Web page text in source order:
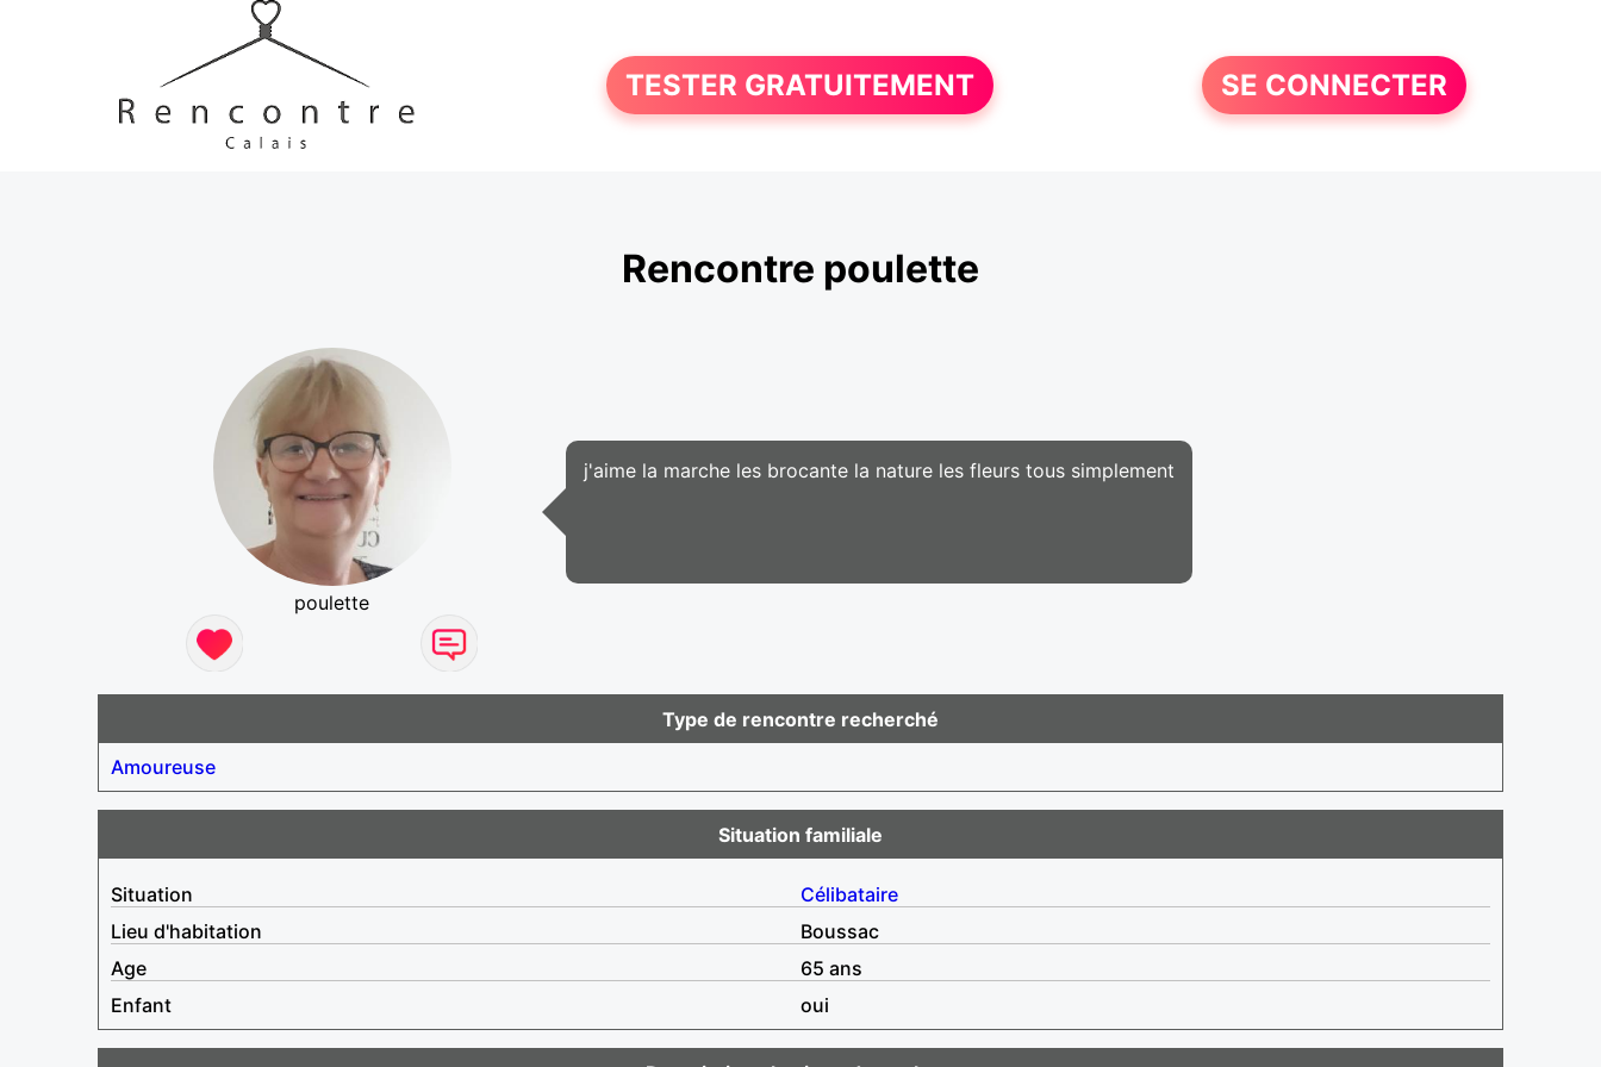
TESTER GRATUITEMENT SE CONNECTER
Rencontre poulette
poulette
j'aime la marche les brocante la nature les fleurs tous simplement
Type de rencontre recherché
Amoureuse
Situation familiale
Situation
Célibataire
Lieu d'habitation
Boussac
Age
65 ans
Enfant
oui